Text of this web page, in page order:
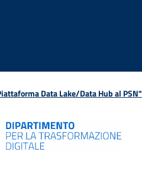
Data Lake/Data Hub al PSN"